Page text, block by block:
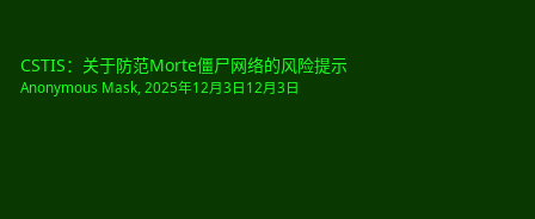
CSTIS：关于防范Morte僵尸网络的风险提示
Anonymous Mask, 2025年12月3日 12月3日